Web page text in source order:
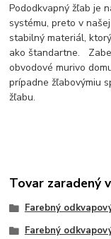
Pododkvapný žľab je
systému, preto v
stabilný materiál,
ako štandartne.
obvodové murivo
prípadne žľabovýmiu
žľabu.
Tovar zaradený
Farebný
Farebný